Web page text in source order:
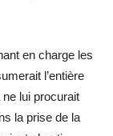
en charge les
l’entière
lui procurait
la prise de la